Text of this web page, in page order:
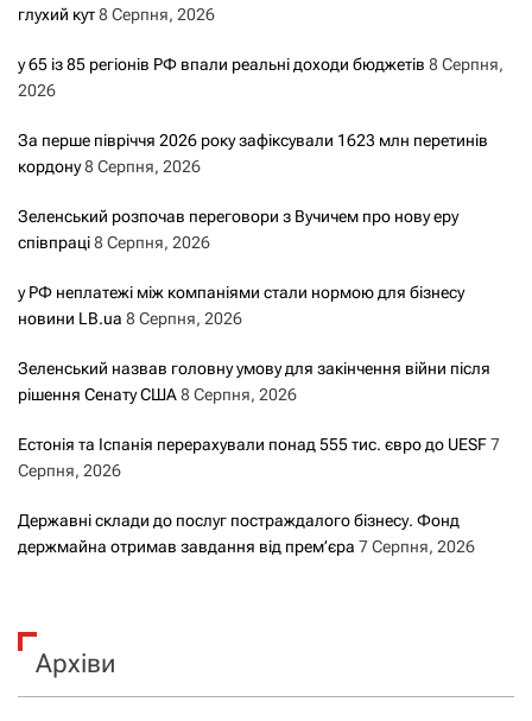
глухий кут8 Серпня, 2026
у 65 із 85 регіонів РФ впали реальні доходи бюджетів 8 Серпня,
2026
За перше півріччя 2026 року зафіксували 1623 млн перетинів
кордону8 Серпня, 2026
Зеленський розпочав переговори з Вучичем про нову еру
співпраці8 Серпня, 2026
у РФ неплатежі між компаніями стали нормою для бізнесу
новини LB.ua 8 Серпня, 2026
Зеленський назвав головну умову для закінчення війни після
рішення Сенату США8 Серпня, 2026
Естонія та Іспанія перерахували понад 555 тис. євро до UESF7
Серпня, 2026
Державні склади до послуг постраждалого бізнесу. Фонд
держмайна отримав завдання від прем’єра 7 Серпня, 2026
Архіви